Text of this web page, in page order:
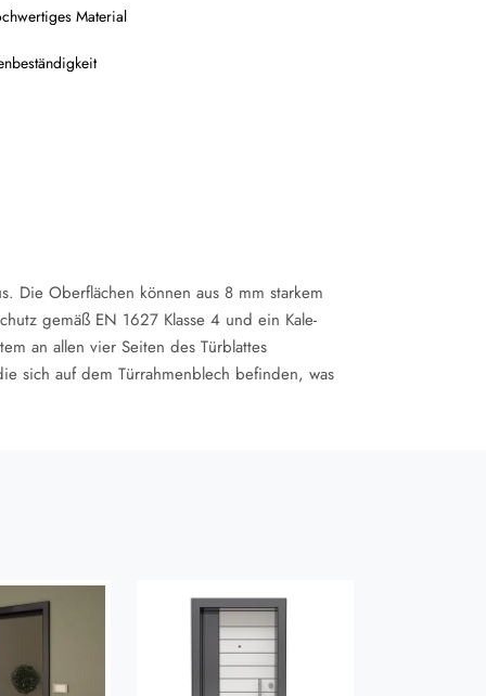
Material
Die Oberflächen können aus 8 mm starkem
gemäß EN 1627 Klasse 4 und ein Kale-
an allen vier Seiten des Türblattes
sich auf dem Türrahmenblech befinden, was